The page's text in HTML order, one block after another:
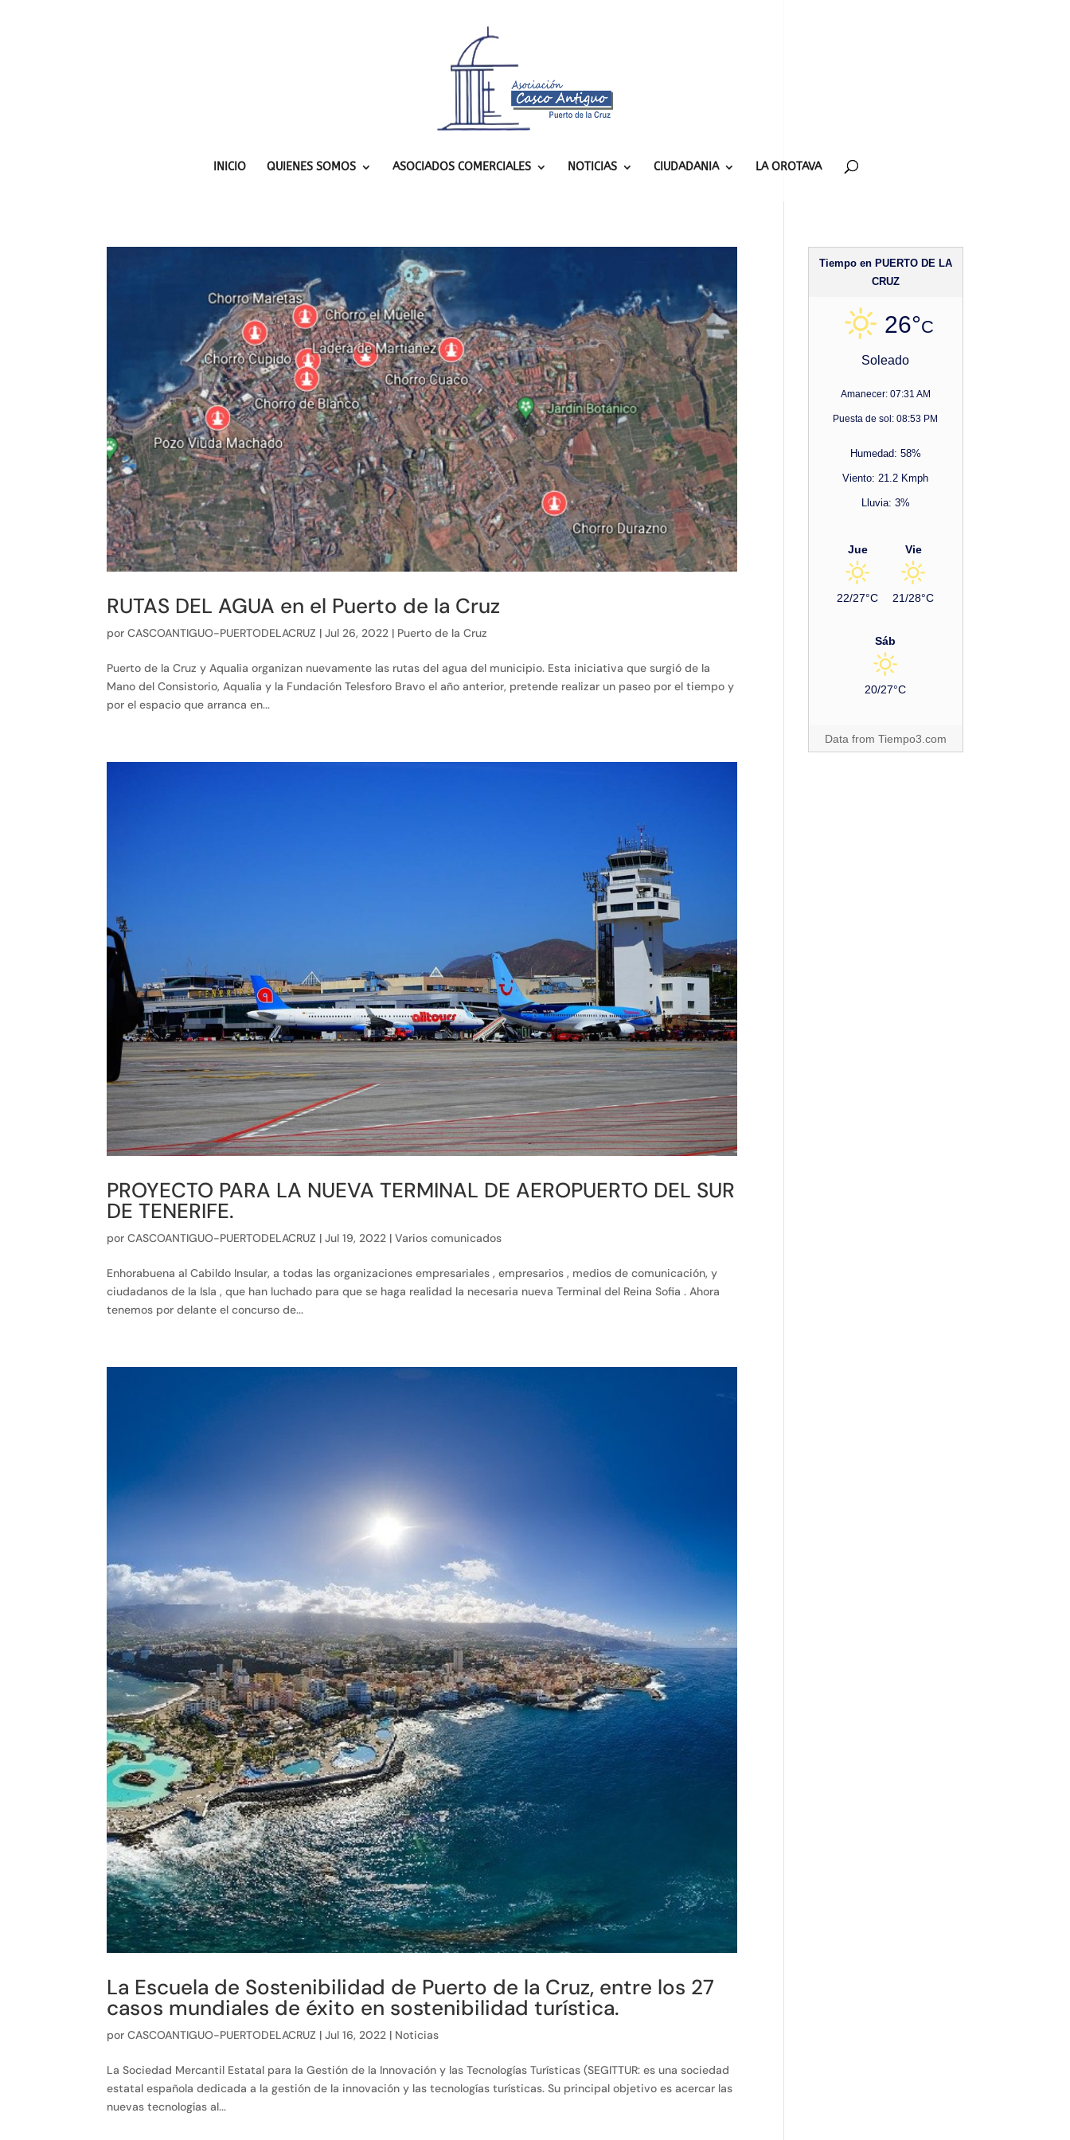
INICIO QUIENES SOMOS ASOCIADOS COMERCIALES NOTICIAS CIUDADANIA LA OROTAVA
RUTAS DEL AGUA en el Puerto de la Cruz
porCASCOANTIGUO-PUERTODELACRUZ |Jul 26, 2022 | Puerto de la Cruz
Puerto de la Cruz y Aqualia organizan nuevamente las rutas del agua del municipio. Esta iniciativa que surgió de la
Mano del Consistorio, Aqualia y la Fundación Telesforo Bravo el año anterior, pretende realizar un paseo por el tiempo y
por el espacio que arranca en...
PROYECTO PARA LA NUEVA TERMINAL DE AEROPUERTO DEL SUR
DE TENERIFE.
porCASCOANTIGUO-PUERTODELACRUZ |Jul 19, 2022 |Varios comunicados
Enhorabuena al Cabildo Insular, a todas las organizaciones empresariales , empresarios , medios de comunicación, y
ciudadanos de la Isla , que han luchado para que se haga realidad la necesaria nueva Terminal del Reina Sofia . Ahora
tenemos por delante el concurso de...
La Escuela de Sostenibilidad de Puerto de la Cruz, entre los 27
casos mundiales de éxito en sostenibilidad turística.
porCASCOANTIGUO-PUERTODELACRUZ |Jul 16, 2022 | Noticias
La Sociedad Mercantil Estatal para la Gestión de la Innovación y las Tecnologías Turísticas (SEGITTUR: es una sociedad
estatal española dedicada a la gestión de la innovación y las tecnologías turísticas. Su principal objetivo es acercar las
nuevas tecnologías al...
Tiempo en PUERTO DE LA
CRUZ
26°C
Soleado
Amanecer: 07:31 AM
Puesta de sol: 08:53 PM
Humedad: 58%
Viento: 21.2 Kmph
Lluvia: 3%
Jue
22/27°C
Vie
21/28°C
Sáb
20/27°C
Data from Tiempo3.com